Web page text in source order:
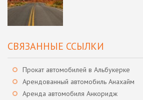
СВЯЗАННЫЕ ССЫЛКИ
Прокат автомобилей в Альбукерке
Арендованный автомобиль Анахайм
Аренда автомобиля Анкоридж